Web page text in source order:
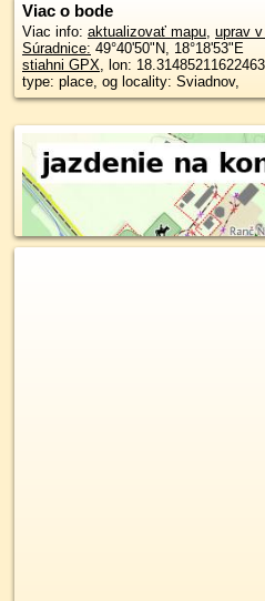
Viac o bode
Viac info: aktualizovať mapu, uprav
Súradnice: 49°40'50"N, 18°18'53"E
stiahni GPX, lon:
type: place, og locality: Sviadnov,